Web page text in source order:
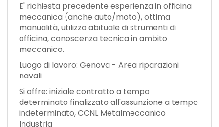
ES
PT
E' richiesta precedente esperienza in officina
meccanica (anche auto/moto), ottima
manualità, utilizzo abituale di strumenti di
officina, conoscenza tecnica in ambito
meccanico.
Luogo di lavoro: Genova - Area riparazioni
navali
Si offre: iniziale contratto a tempo
determinato finalizzato all'assunzione a tempo
indeterminato, CCNL Metalmeccanico
Industria